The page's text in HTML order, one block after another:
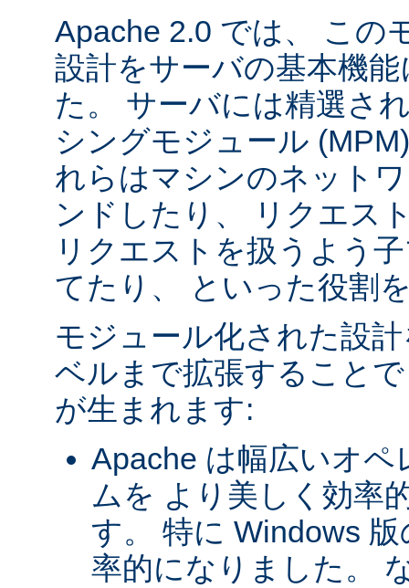
Apache 2.0 では、 この
設計をサーバの基本機
た。 サーバには精選さ
シングモジュール
れらはマシンのネット
ンドしたり、 リクエス
リクエストを扱うよう
てたり、 といった役割
モジュール化された設
ベルまで拡張すること
が生まれます:
Apache は幅広いオ
ムを より美しく効率
す。 特に Windows
率的になりました。